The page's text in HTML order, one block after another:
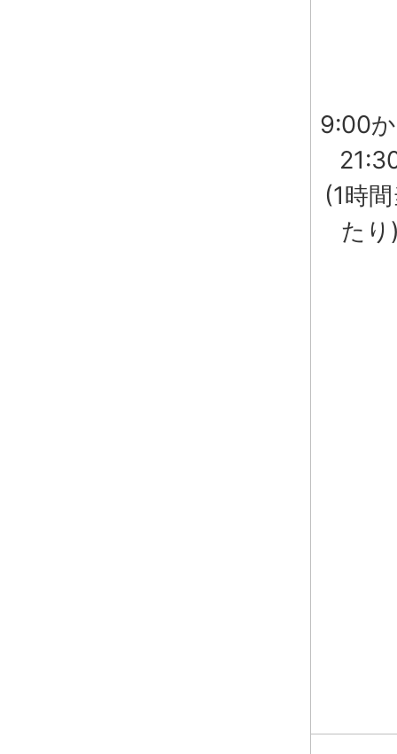
9:00
(1時
たり